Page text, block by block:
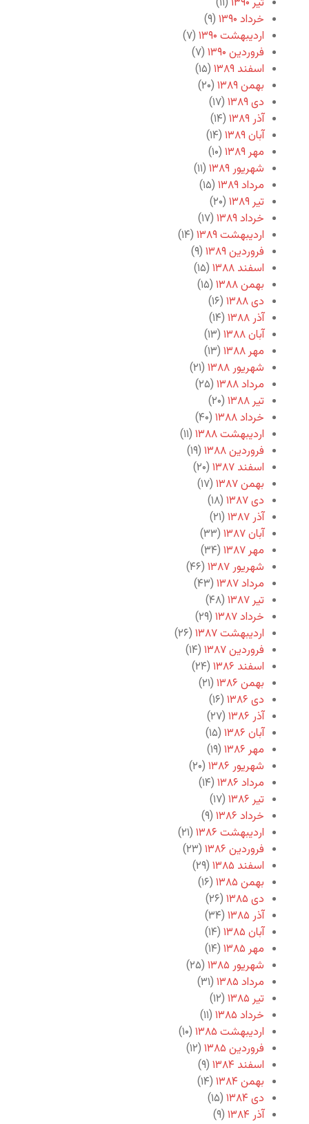
خرداد ۱۳۹۰
(۹)
اردیبهشت ۱۳۹۰
(۷)
فروردین ۱۳۹۰
(۷)
اسفند ۱۳۸۹
(۱۵)
بهمن ۱۳۸۹
(۲۰)
دی ۱۳۸۹
(۱۷)
آذر ۱۳۸۹
(۱۴)
آبان ۱۳۸۹
(۱۴)
مهر ۱۳۸۹
(۱۰)
شهریور ۱۳۸۹
(۱۱)
مرداد ۱۳۸۹
(۱۵)
تیر ۱۳۸۹
(۲۰)
خرداد ۱۳۸۹
(۱۷)
اردیبهشت ۱۳۸۹
(۱۴)
فروردین ۱۳۸۹
(۹)
اسفند ۱۳۸۸
(۱۵)
بهمن ۱۳۸۸
(۱۵)
دی ۱۳۸۸
(۱۶)
آذر ۱۳۸۸
(۱۴)
آبان ۱۳۸۸
(۱۳)
مهر ۱۳۸۸
(۱۳)
شهریور ۱۳۸۸
(۲۱)
مرداد ۱۳۸۸
(۲۵)
تیر ۱۳۸۸
(۲۰)
خرداد ۱۳۸۸
(۴۰)
اردیبهشت ۱۳۸۸
(۱۱)
فروردین ۱۳۸۸
(۱۹)
اسفند ۱۳۸۷
(۲۰)
بهمن ۱۳۸۷
(۱۷)
دی ۱۳۸۷
(۱۸)
آذر ۱۳۸۷
(۲۱)
آبان ۱۳۸۷
(۳۳)
مهر ۱۳۸۷
(۳۴)
شهریور ۱۳۸۷
(۴۶)
مرداد ۱۳۸۷
(۴۳)
تیر ۱۳۸۷
(۴۸)
خرداد ۱۳۸۷
(۲۹)
اردیبهشت ۱۳۸۷
(۲۶)
فروردین ۱۳۸۷
(۱۴)
اسفند ۱۳۸۶
(۲۴)
بهمن ۱۳۸۶
(۲۱)
دی ۱۳۸۶
(۱۶)
آذر ۱۳۸۶
(۲۷)
آبان ۱۳۸۶
(۱۵)
مهر ۱۳۸۶
(۱۹)
شهریور ۱۳۸۶
(۲۰)
مرداد ۱۳۸۶
(۱۴)
تیر ۱۳۸۶
(۱۷)
خرداد ۱۳۸۶
(۹)
اردیبهشت ۱۳۸۶
(۲۱)
فروردین ۱۳۸۶
(۲۳)
اسفند ۱۳۸۵
(۲۹)
بهمن ۱۳۸۵
(۱۶)
دی ۱۳۸۵
(۲۶)
آذر ۱۳۸۵
(۳۴)
آبان ۱۳۸۵
(۱۴)
مهر ۱۳۸۵
(۱۴)
شهریور ۱۳۸۵
(۲۵)
مرداد ۱۳۸۵
(۳۱)
تیر ۱۳۸۵
(۱۲)
خرداد ۱۳۸۵
(۱۱)
اردیبهشت ۱۳۸۵
(۱۰)
فروردین ۱۳۸۵
(۱۲)
اسفند ۱۳۸۴
(۹)
بهمن ۱۳۸۴
(۱۴)
دی ۱۳۸۴
(۱۵)
آذر ۱۳۸۴
(۹)